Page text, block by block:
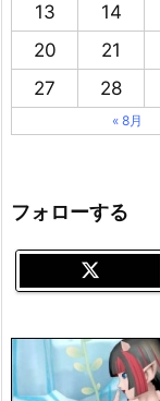
13
14
20
21
27
28
« 8月
フォローする